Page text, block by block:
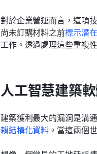
對於企業營運而言，這項
尚未訂購材料之前標示潛
工作。透過處理這些重複
人工智慧建築
建築獲利最大的漏洞是溝
賴結構化資料 。當這兩個